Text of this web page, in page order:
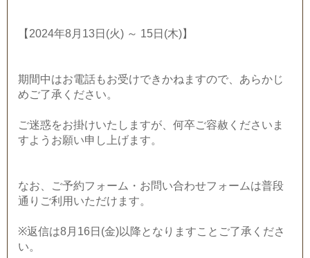
【2024年8月13日(火) ～ 15日(木)】
期間中はお電話もお受けできかねますので、あらかじ
めご了承ください。
ご迷惑をお掛けいたしますが、何卒ご容赦くださいま
すようお願い申し上げます。
なお、ご予約フォーム・お問い合わせフォームは普段
通りご利用いただけます。
※返信は8月16日(金)以降となりますことご了承くださ
い。